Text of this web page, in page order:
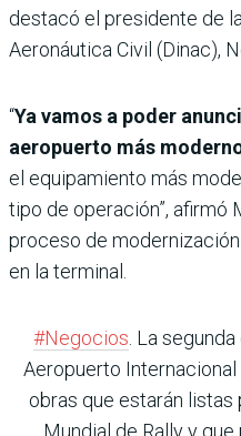
destacó el presidente de
Aeronáutica Civil (Dinac),
“Ya vamos a poder
aeropuerto más
el equipamiento más
tipo de operación”, afirmó
proceso de
en la terminal.
#Negocios . La
Aeropuerto
obras que estarán listas
Mundial de Rally y